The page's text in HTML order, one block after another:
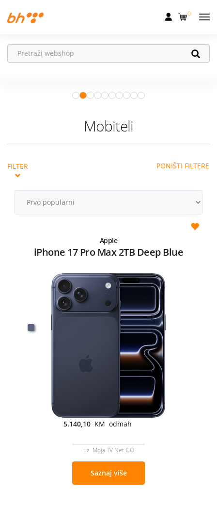
Fiksna
Akcije
Podrška
0
– vaš partner za
zdraviji i aktivniji život.
Mobiteli
FILTER PONIŠTI FILTERE
Apple
iPhone 17 Pro Max 2TB Deep Blue
5.140,10 KM odmah
uz Moja TV Net GO
Saznaj više